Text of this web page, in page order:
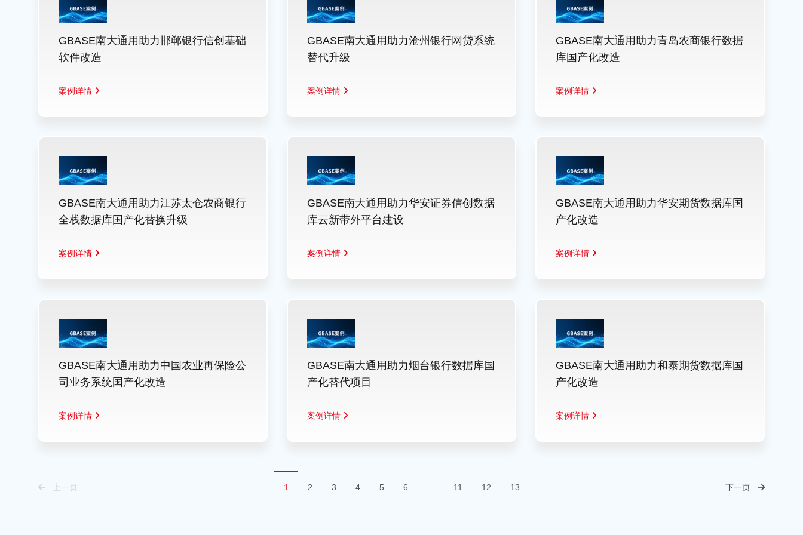
GBASE南大通用助力邯郸银行信创基础
软件改造
案例详情
GBASE南大通用助力沧州银行网贷系统
替代升级
案例详情
GBASE南大通用助力青岛农商银行数据
库国产化改造
案例详情
GBASE南大通用助力江苏太仓农商银行
全栈数据库国产化替换升级
案例详情
GBASE南大通用助力华安证券信创数据
库云新带外平台建设
案例详情
GBASE南大通用助力华安期货数据库国
产化改造
案例详情
GBASE南大通用助力中国农业再保险公
司业务系统国产化改造
案例详情
GBASE南大通用助力烟台银行数据库国
产化替代项目
案例详情
GBASE南大通用助力和泰期货数据库国
产化改造
案例详情
上一页 1 2 3 4 5 6 11 12 13 下一页